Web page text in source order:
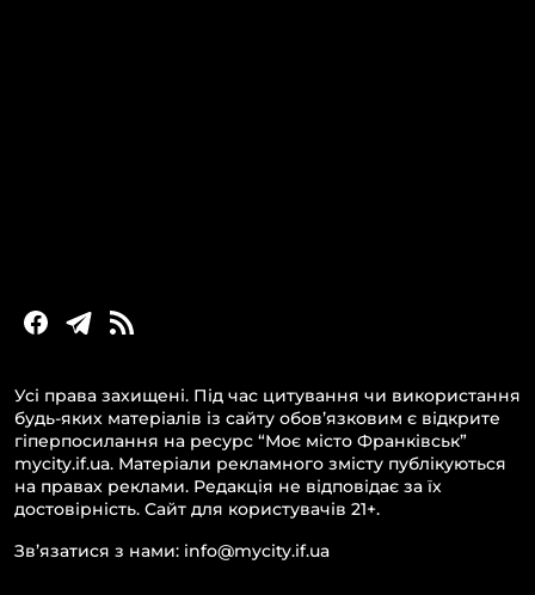
Усі права захищені. Під час цитування чи використання
будь-яких матеріалів із сайту обов’язковим є відкрите
гіперпосилання на ресурс “Моє місто Франківськ”
mycity.if.ua. Матеріали рекламного змісту публікуються
на правах реклами. Редакція не відповідає за їх
достовірність. Сайт для користувачів 21+.
Зв’язатися з нами: info@mycity.if.ua